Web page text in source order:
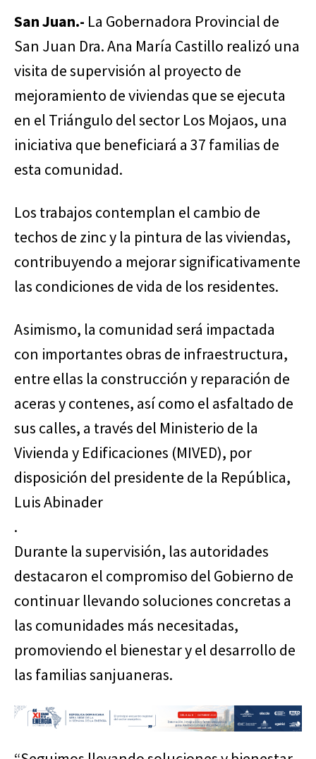
San Juan.- La Gobernadora Provincial de
San Juan Dra. Ana María Castillo realizó una
visita de supervisión al proyecto de
mejoramiento de viviendas que se ejecuta
en el Triángulo del sector Los Mojaos, una
iniciativa que beneficiará a 37 familias de
esta comunidad.
Los trabajos contemplan el cambio de
techos de zinc y la pintura de las viviendas,
contribuyendo a mejorar significativamente
las condiciones de vida de los residentes.
Asimismo, la comunidad será impactada
con importantes obras de infraestructura,
entre ellas la construcción y reparación de
aceras y contenes, así como el asfaltado de
sus calles, a través del Ministerio de la
Vivienda y Edificaciones (MIVED), por
disposición del presidente de la República,
Luis Abinader
.
Durante la supervisión, las autoridades
destacaron el compromiso del Gobierno de
continuar llevando soluciones concretas a
las comunidades más necesitadas,
promoviendo el bienestar y el desarrollo de
las familias sanjuaneras.